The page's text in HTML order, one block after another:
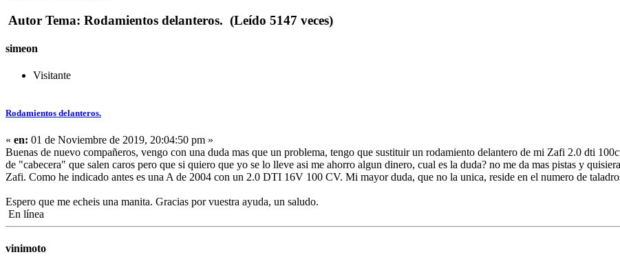
Autor Tema: Rodamientos delanteros. (Leído 5147 veces)
simeon
Visitante
Rodamientos delanteros.
« en: 01 de Noviembre de 2019, 20:04:50 pm »
Buenas de nuevo compañeros, vengo con una duda mas que un problema, tengo que sustituir un rodamiento delantero de mi Zafi 2.0 dti
de "cabecera" que salen caros pero que si quiero que yo se lo lleve asi me ahorro algun dinero, cual es la duda? no me da mas pistas y
Zafi. Como he indicado antes es una A de 2004 con un 2.0 DTI 16V 100 CV. Mi mayor duda, que no la unica, reside en el numero de
Espero que me echeis una manita. Gracias por vuestra ayuda, un saludo.
En línea
vinimoto